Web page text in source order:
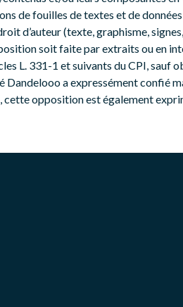
de fouilles de textes et de
d’auteur (texte, graphisme,
soit faite par extraits ou en
L. 331-1 et suivants du CPI, sauf
Dandelooo a expressément confié
opposition est également